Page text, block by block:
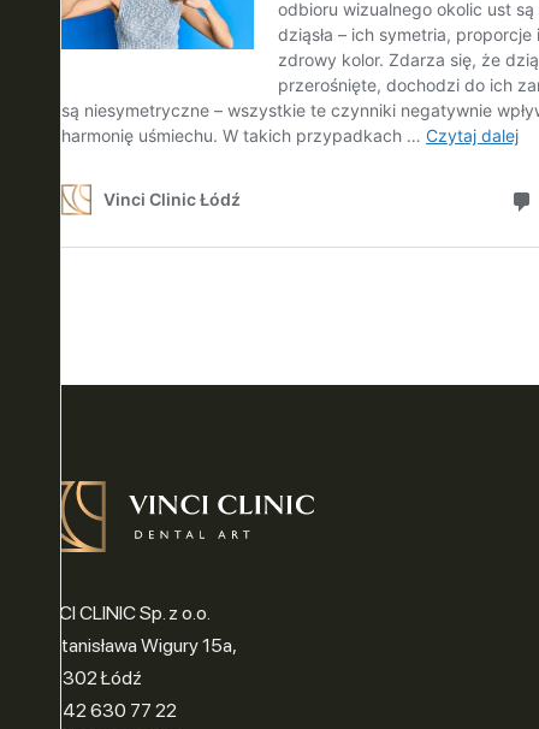
VINCI CLINIC Sp. z o.o.
ul. Stanisława Wigury 15a,
90-302 Łódź
tel.: 42 630 77 22